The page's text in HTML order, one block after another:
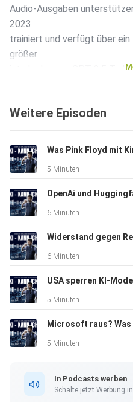
Audio-Ausgaben
2023
trainiert und verfügt über
größer
ist als das von GPT-3.5
Bei Fragen: ⁠#fragRoger⁠
Abonnier auch meinen
Oder schau bei uns in der KI
Weitere Episoden
Was Pink Floyd mit
5 Minuten
6 Minuten
6 Minuten
5 Minuten
5 Minuten
In Podcasts werben
Schalte jetzt Werbung